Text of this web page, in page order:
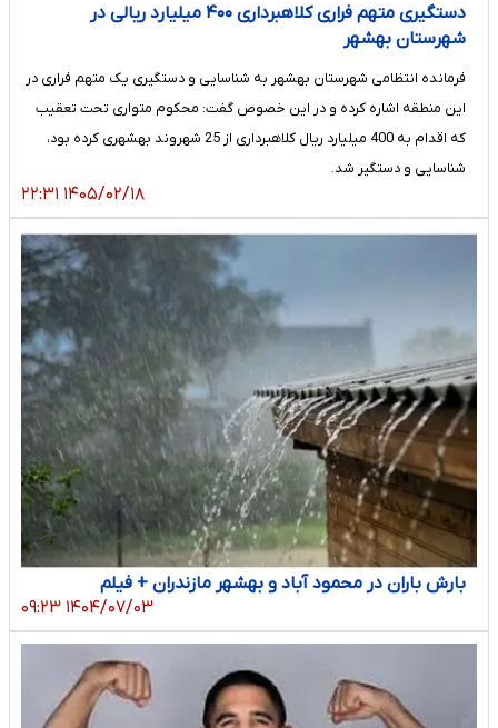
دستگیری متهم فراری کلاهبرداری ۴۰۰ میلیارد ریالی در
شهرستان بهشهر
فرمانده انتظامی شهرستان بهشهر به شناسایی و دستگیری یک متهم فراری در
این منطقه اشاره کرده و در این خصوص گفت: محکوم متواری تحت تعقیب
که اقدام به 400 میلیارد ریال کلاهبرداری از 25 شهروند بهشهری کرده بود،
شناسایی و دستگیر شد.
۱۴۰۵/۰۲/۱۸ ۲۲:۳۱
بارش باران در محمود آباد و بهشهر مازندران + فیلم
۱۴۰۴/۰۷/۰۳ ۰۹:۲۳